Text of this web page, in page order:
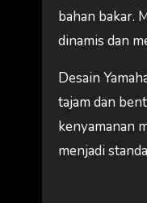
bahan bakar.
dinamis dan
Desain
tajam dan
kenyamanan
menjadi